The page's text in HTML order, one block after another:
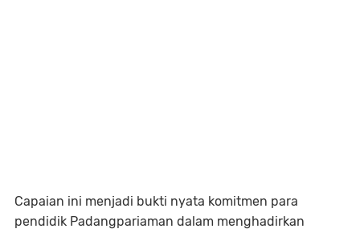
Capaian ini menjadi bukti nyata komitmen para
pendidik Padangpariaman dalam menghadirkan